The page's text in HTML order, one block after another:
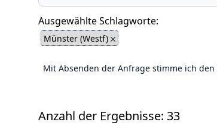
Ausgewählte Schlagworte:
Münster (Westf)
Mit Absenden der Anfrage stimme ich den
Anzahl der Ergebnisse: 33